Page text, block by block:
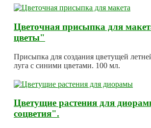
Цветочная присыпка для
цветы"
Присыпка для создания цветущей
луга с синими цветами. 100 мл.
Цветущие растения для
соцветия".